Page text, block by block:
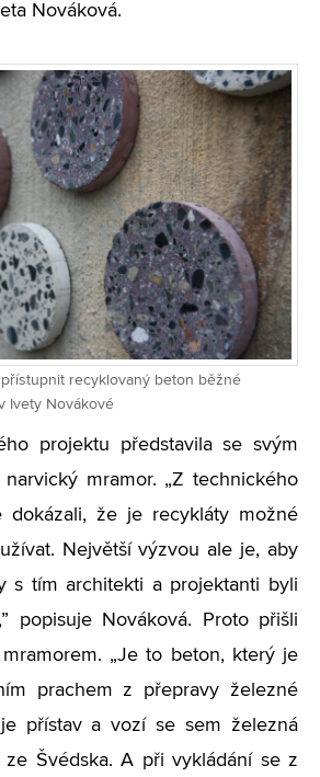
Nováková.
recyklovaný beton běžné
Ivety Novákové
projektu představila se svým
mramor. „Z technického
dokázali, že je recykláty možné
Největší výzvou ale je, aby
s tím architekti a projektanti byli
popisuje Nováková. Proto přišli
„Je to beton, který je
prachem z přepravy železné
přístav a vozí se sem železná
Švédska. A při vykládání se z